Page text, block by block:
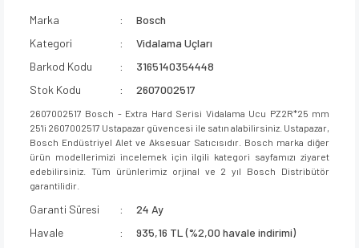
Marka
Bosch
Kategori
Vidalama Uçları
Barkod Kodu
3165140354448
Stok Kodu
2607002517
2607002517 Bosch - Extra Hard Serisi Vidalama Ucu PZ2R*25 mm
25'li 2607002517 Ustapazar güvencesi ile satın alabilirsiniz. Ustapazar,
Bosch Endüstriyel Alet ve Aksesuar Satıcısıdır. Bosch marka diğer
ürün modellerimizi incelemek için ilgili kategori sayfamızı ziyaret
edebilirsiniz. Tüm ürünlerimiz orjinal ve 2 yıl Bosch Distribütör
garantilidir.
Garanti Süresi
24 Ay
Havale
935,16 TL (%2,00 havale indirimi)